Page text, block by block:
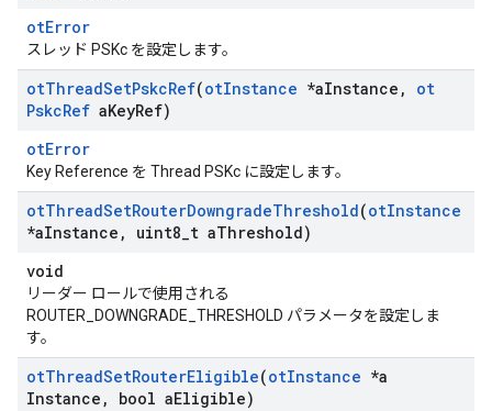
otError
スレッド PSKc を設定します。
otThreadSetPskcRef(otInstance *aInstance ,
ot
PskcRef aKeyRef)
otError
Key Reference を Thread PSKc に設定します。
otThreadSetRouterDowngradeThreshold(otInstance
*aInstance , uint8 t aThreshold)
void
リーダー ロールで使用される
ROUTER_DOWNGRADE_THRESHOLD パラメータを設定しま
す。
otThreadSetRouterEligible(otInstance *a
Instance , bool aEligible)